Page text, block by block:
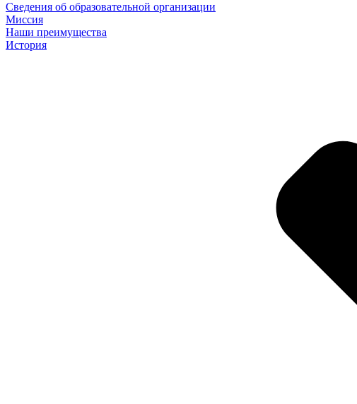
Сведения об образовательной организации
Миссия
Наши преимущества
История